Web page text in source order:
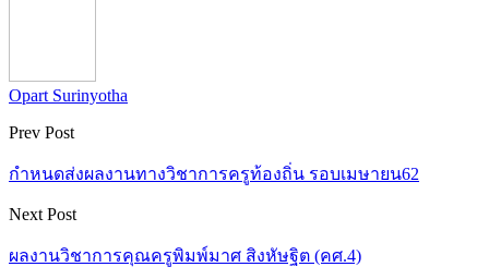
Opart Surinyotha
Prev Post
กำหนดส่งผลงานทางวิชาการครูท้องถิ่น รอบเมษายน62
Next Post
ผลงานวิชาการคุณครูพิมพ์มาศ สิงหัษฐิต (คศ.4)